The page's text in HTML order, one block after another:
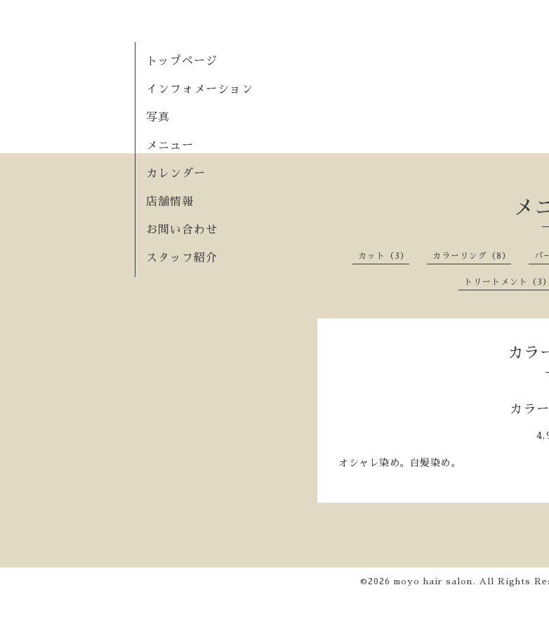
トップページ
インフォメーション
写真
メニュー
カレンダー
店舗情報
お問い合わせ
スタッフ紹介
メ
カット（3） カラーリング（8） パ
トリートメント（3）
カラ
カラ
オシャレ染め。白髪染め。
©2026 moyo hair salon . All Rights